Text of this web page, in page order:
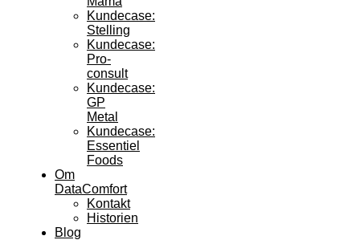
Kundecase:
Stelling
Kundecase:
Pro-
consult
Kundecase:
GP
Metal
Kundecase:
Essentiel
Foods
Om
DataComfort
Kontakt
Historien
Blog